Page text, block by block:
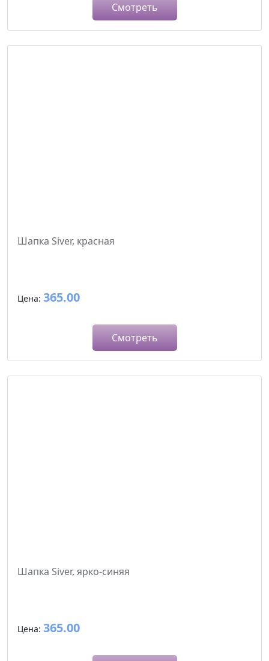
Смотреть
Шапка Siver, красная
Цена: 365.00
Смотреть
Шапка Siver, ярко-синяя
Цена: 365.00